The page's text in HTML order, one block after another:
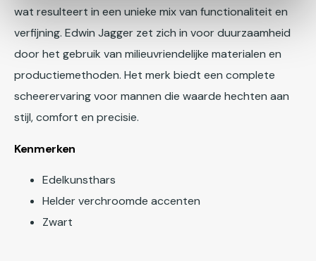
wat resulteert in een unieke mix van functionaliteit en
verfijning. Edwin Jagger zet zich in voor duurzaamheid
door het gebruik van milieuvriendelijke materialen en
productiemethoden. Het merk biedt een complete
scheerervaring voor mannen die waarde hechten aan
stijl, comfort en precisie.
Kenmerken
Edelkunsthars
Helder verchroomde accenten
Zwart